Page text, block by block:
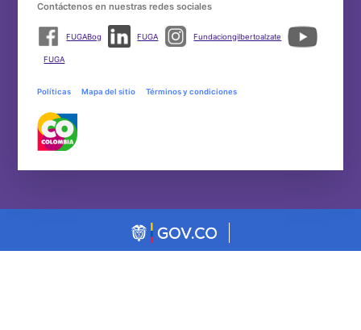
Contáctenos en nuestras redes sociales
FUGABog FUGA Fundaciongilbertoalzate
FUGA
Políticas Mapa del sitio Términos y condiciones